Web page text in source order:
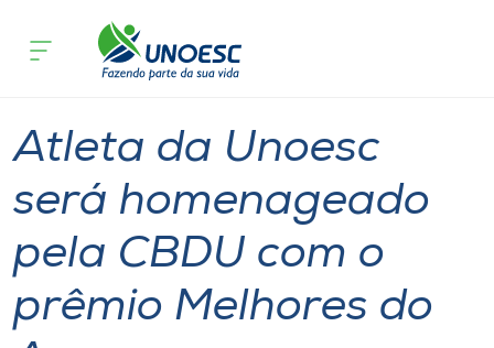
Cursos
Atendimento ao Estudante
Portal de Ensino
Atleta da Unoesc
será homenageado
pela CBDU com o
prêmio Melhores do